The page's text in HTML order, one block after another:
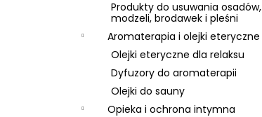
Produkty do usuwania osadów,
modzeli, brodawek i pleśni
Aromaterapia i olejki eteryczne
Olejki eteryczne dla relaksu
Dyfuzory do aromaterapii
Olejki do sauny
Opieka i ochrona intymna